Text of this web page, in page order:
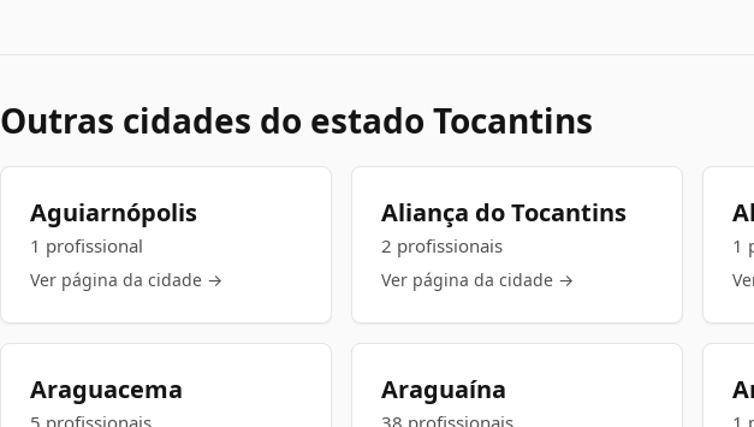
Outras cidades do estado Tocantins
Aguiarnópolis
1 profissional
Ver página da cidade →
Aliança do Tocantins
2 profissionais
Ver página da cidade →
1
Araguacema
5 profissionais
Araguaína
38 profissionais 1